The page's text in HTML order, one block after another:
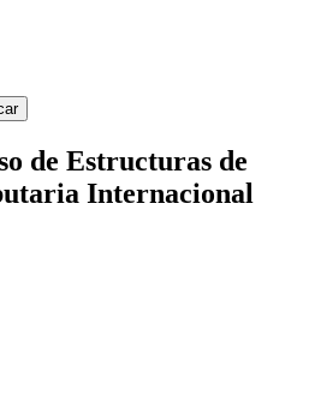
de Estructuras de
Internacional